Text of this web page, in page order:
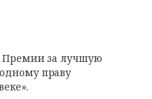
Премии за лучшую
праву